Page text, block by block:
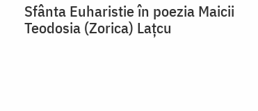
Sfânta Euharistie în poezia Maicii
Teodosia (Zorica) Lațcu